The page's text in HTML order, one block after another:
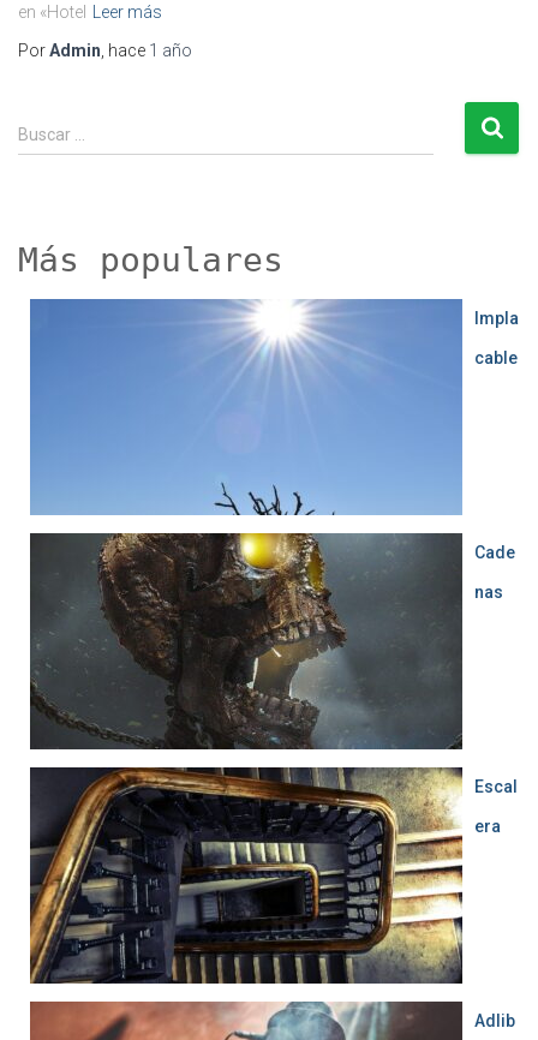
en «Hotel
Leer más
PorAdmin , hace 1 año
u
Buscar …
Más populares
Impla
cable
Cade
nas
Escal
era
Adlib